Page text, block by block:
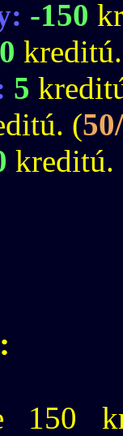
-150
5
(
kreditú.
150